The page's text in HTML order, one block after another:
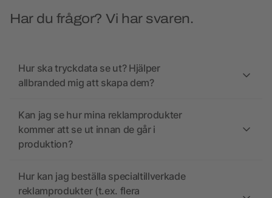
Har du frågor? Vi har svaren.
Hur ska tryckdata se ut? Hjälper
allbranded mig att skapa dem?
Kan jag se hur mina reklamprodukter
kommer att se ut innan de går i
produktion?
Hur kan jag beställa specialtillverkade
reklamprodukter (t.ex. flera